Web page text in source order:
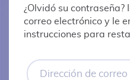
¿Olvidó su contraseña?
correo electrónico y le
instrucciones para
Dirección
de